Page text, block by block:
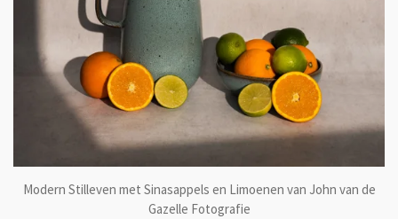
Modern Stilleven met Sinasappels en Limoenen van John van de
Gazelle Fotografie